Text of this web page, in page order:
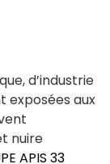
d’industrie
exposées aux
nuire
APIS 33